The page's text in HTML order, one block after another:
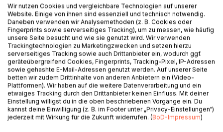
Der große weite Sternenhimmel. Die Unendlichkeit. Das All.
Das Nichts. Die Zeit, das Leben und der Tod. Wir wissen
nichts! Nichts über den wahren Grund unserer Existenz.
Nichts darüber, was dieses verrückte Mysterium des
Daseins wirklich ist. Doch alle Menschen rennen und
machen und tun als wären sie auf der Flucht vor sich
selbst. Säm nicht!
Er ist vollauf damit beschäftigt, die Absurdität dieser rasend
gewordenen Zivilisation zu ertragen und die existentiellen
Fragen des Lebens zu ergründen. Doch wie und wodurch
offenbaren sich die Antworten auf die letzten aller Fragen?
Nur eines ist sicher: Anders als er erwartet und anders als
Wir nutzen Cookies und vergleichbare Technologien auf unserer
Website. Einige von ihnen sind essenziell und technisch notwendig.
Daneben verwenden wir Analysemethoden (z. B. Cookies oder
Fingerprints sowie serverseitiges Tracking), um zu messen, wie häufig
unsere Seite besucht und wie sie genutzt wird. Wir verwenden
Trackingtechnologien zu Marketingzwecken und setzen hierzu
serverseitiges Tracking sowie auch Drittanbieter ein, wodurch ggf.
geräteübergreifend Cookies, Fingerprints, Tracking-Pixel, IP-Adressen
sowie gehashte E-Mail-Adressen genutzt werden. Auf unserer Seite
betten wir zudem Drittinhalte von anderen Anbietern ein (Video-
Plattformen). Wir haben auf die weitere Datenverarbeitung und ein
etwaiges Tracking durch den Drittanbieter keinen Einfluss. Mit deiner
Einstellung willigst du in die oben beschriebenen Vorgänge ein. Du
kannst deine Einwilligung (z. B. im Footer unter „Privacy-Einstellungen“)
jederzeit mit Wirkung für die Zukunft widerrufen. (BoD-Impressum)